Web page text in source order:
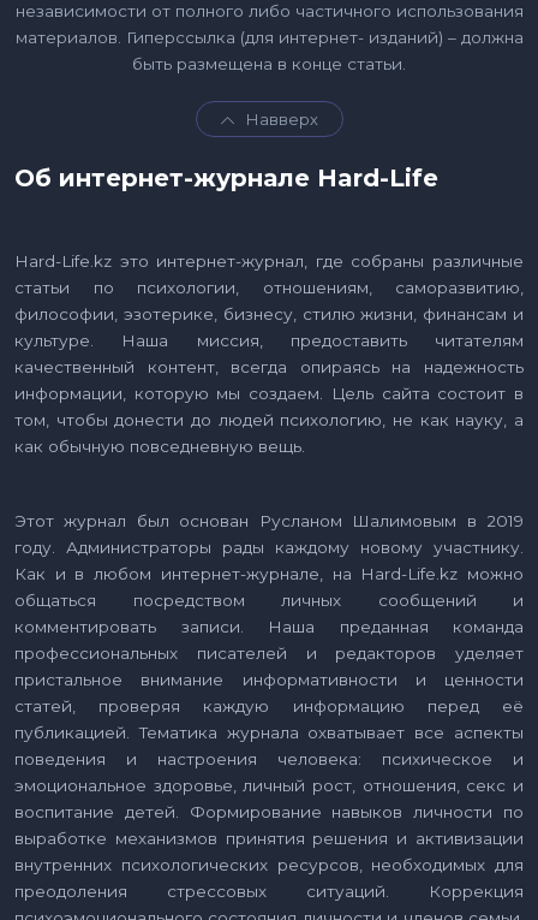
независимости от полного либо частичного использования
материалов. Гиперссылка (для интернет- изданий) – должна
быть размещена в конце статьи.
Навверх
Об интернет-журнале Hard-Life
Hard-Life.kz это интернет-журнал, где собраны различные
статьи по психологии, отношениям, саморазвитию,
философии, эзотерике, бизнесу, стилю жизни, финансам и
культуре. Наша миссия, предоставить читателям
качественный контент, всегда опираясь на надежность
информации, которую мы создаем. Цель сайта состоит в
том, чтобы донести до людей психологию, не как науку, а
как обычную повседневную вещь.
Этот журнал был основан Русланом Шалимовым в 2019
году. Администраторы рады каждому новому участнику.
Как и в любом интернет-журнале, на Hard-Life.kz можно
общаться посредством личных сообщений и
комментировать записи. Наша преданная команда
профессиональных писателей и редакторов уделяет
пристальное внимание информативности и ценности
статей, проверяя каждую информацию перед её
публикацией. Тематика журнала охватывает все аспекты
поведения и настроения человека: психическое и
эмоциональное здоровье, личный рост, отношения, секс и
воспитание детей. Формирование навыков личности по
выработке механизмов принятия решения и активизации
внутренних психологических ресурсов, необходимых для
преодоления стрессовых ситуаций. Коррекция